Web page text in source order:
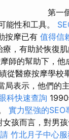
第一
能性和工具。
按摩已有 值得信
療，有助於恢復
師的幫助下，他
從醫療按摩學校
局表示，他們的
科快速查詢
實力堅強的SEO
孩而言，對男
竹北月子中心